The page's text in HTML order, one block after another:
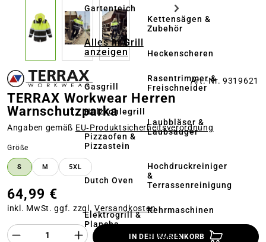
Gartenteich
Alles in Grill
anzeigen
Gasgrill
Holzkohlegrill
Pizzaofen &
Pizzastein
Dutch Oven
Elektrogrill &
Plancha
Kettensägen &
Zubehör
Heckenscheren
Rasentrimmer &
Freischneider
Laubbläser &
Laubsauger
Hochdruckreiniger
&
Terrassenreinigung
Kehrmaschinen
Akkus &
Art.-Nr. 9319621
TERRAX Workwear Herren
Warnschutzparka
Angaben gemäß EU‑Produktsicherheitsverordnung
Größe
S M 5XL
64,99 €
inkl. MwSt. ggf. zzgl.Versandkosten
Produkt Anzahl des Produktes
IN DEN WARENKORB